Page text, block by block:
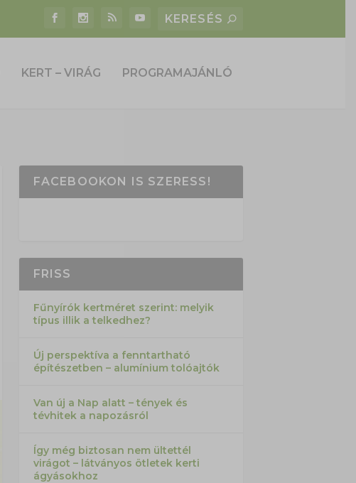
KERT – VIRÁG PROGRAMAJÁNLÓ
FACEBOOKON IS SZERESS!
FRISS
Fűnyírók kertméret szerint: melyik
típus illik a telkedhez?
Új perspektíva a fenntartható
építészetben – alumínium tolóajtók
Van új a Nap alatt – tények és
tévhitek a napozásról
Így még biztosan nem ültettél
virágot – látványos ötletek kerti
ágyásokhoz